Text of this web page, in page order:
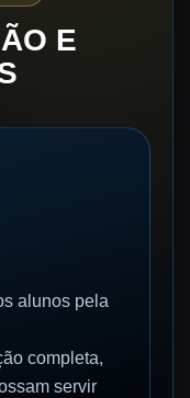
E
alunos pela
completa,
servir